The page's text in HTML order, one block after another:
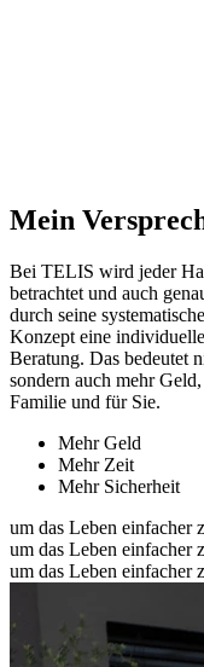
Mein
Bei TELIS wird jeder
betrachtet und auch
durch seine
Konzept eine
Beratung. Das bedeutet
sondern auch mehr
Familie und für Sie.
Mehr Geld
Mehr Zeit
Mehr Sicherheit
um das Leben einfacher
um das Leben einfacher
um das Leben einfacher